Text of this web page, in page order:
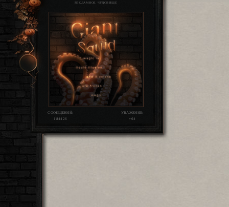
РЕКЛАМНОЕ ЧУДОВИЩЕ
СООБЩЕНИЙ:
184426
УВАЖЕНИЕ:
+64